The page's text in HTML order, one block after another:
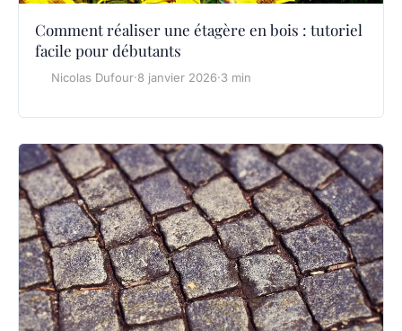
Comment réaliser une étagère en bois : tutoriel
facile pour débutants
Nicolas Dufour·8 janvier 2026·3 min